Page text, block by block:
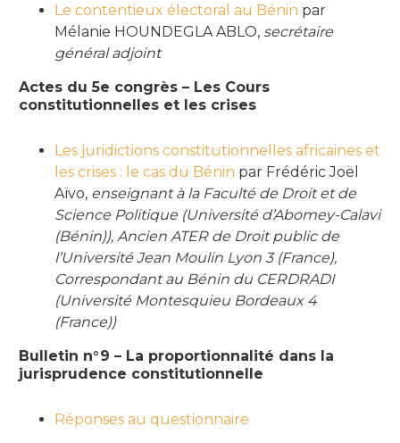
Le contentieux électoral au Bénin par
Mélanie HOUNDEGLA ABLO, secrétaire
général adjoint
Actes du 5e congrès – Les Cours
constitutionnelles et les crises
Les juridictions constitutionnelles africaines et
les crises : le cas du Bénin par Frédéric Joël
Aïvo, enseignant à la Faculté de Droit et de
Science Politique (Université d’Abomey-Calavi
(Bénin)), Ancien ATER de Droit public de
l’Université Jean Moulin Lyon 3 (France),
Correspondant au Bénin du CERDRADI
(Université Montesquieu Bordeaux 4
(France))
Bulletin n°9 – La proportionnalité dans la
jurisprudence constitutionnelle
Réponses au questionnaire